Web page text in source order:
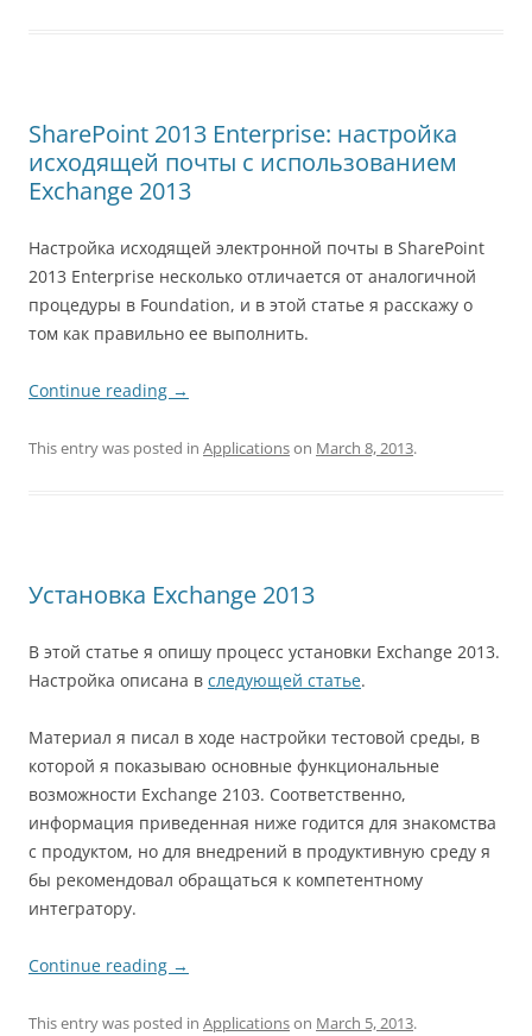
SharePoint 2013 Enterprise: настройка
исходящей почты с использованием
Exchange 2013
Настройка исходящей электронной почты в SharePoint
2013 Enterprise несколько отличается от аналогичной
процедуры в Foundation, и в этой статье я расскажу о
том как правильно ее выполнить.
Continue reading →
This entry was posted in Applicationson March 8, 2013.
Установка Exchange 2013
В этой статье я опишу процесс установки Exchange 2013.
Настройка описана в следующей статье.
Материал я писал в ходе настройки тестовой среды, в
которой я показываю основные функциональные
возможности Exchange 2103. Соответственно,
информация приведенная ниже годится для знакомства
с продуктом, но для внедрений в продуктивную среду я
бы рекомендовал обращаться к компетентному
интегратору.
Continue reading →
This entry was posted in Applicationson March 5, 2013.